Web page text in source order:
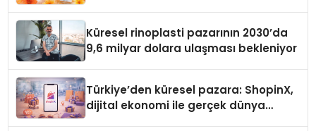
Küresel rinoplasti pazarının 2030’da
9,6 milyar dolara ulaşması bekleniyor
Türkiye’den küresel pazara: ShopinX,
dijital ekonomi ile gerçek dünya